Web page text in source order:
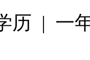
历 | 一